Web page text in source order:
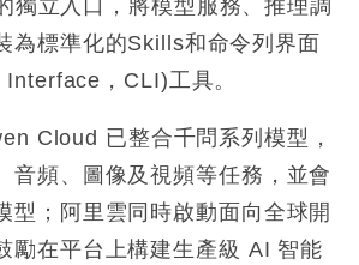
獨立入口，將模型服務、推理調
為標準化的Skills和命令列界面
，CLI)工具。
Cloud 已整合千問系列模型，
音頻、圖像及視頻等任務，並會
型；阿里雲同時啟動面向全球開
勵在平台上構建生產級 AI 智能